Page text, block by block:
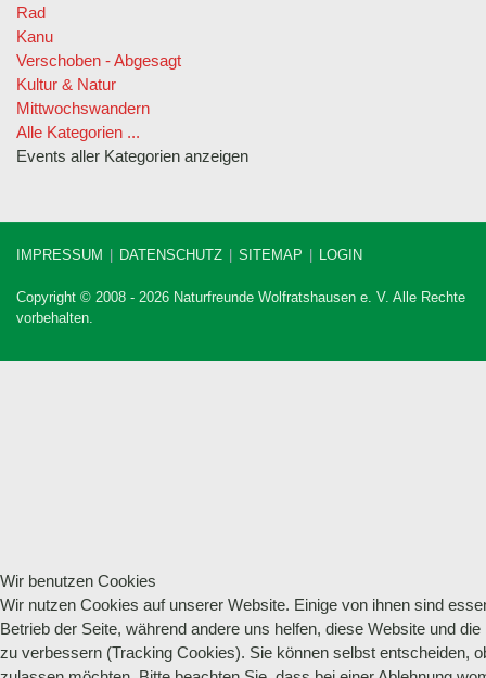
Rad
Kanu
Verschoben - Abgesagt
Kultur & Natur
Mittwochswandern
Alle Kategorien ...
Events aller Kategorien anzeigen
IMPRESSUM DATENSCHUTZ SITEMAP LOGIN
Copyright © 2008 - 2026 Naturfreunde Wolfratshausen e. V. Alle Rechte
vorbehalten.
Wir benutzen Cookies
Wir nutzen Cookies auf unserer Website. Einige von ihnen sind
Betrieb der Seite, während andere uns helfen, diese Website und
zu verbessern (Tracking Cookies). Sie können selbst entscheiden,